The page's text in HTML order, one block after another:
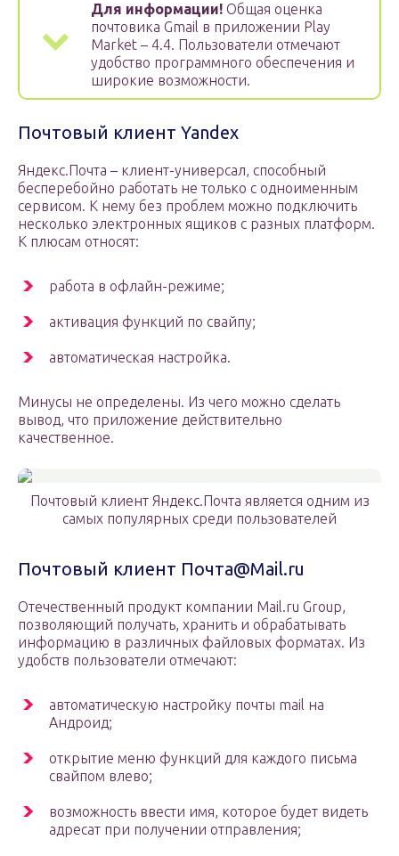
Для информации! Общая оценка
почтовика Gmail в приложении Play
Market – 4.4. Пользователи отмечают
удобство программного обеспечения и
широкие возможности.
Почтовый клиент Yandex
Яндекс.Почта – клиент-универсал, способный
бесперебойно работать не только с одноименным
сервисом. К нему без проблем можно подключить
несколько электронных ящиков с разных платформ.
К плюсам относят:
работа в офлайн-режиме;
активация функций по свайпу;
автоматическая настройка.
Минусы не определены. Из чего можно сделать
вывод, что приложение действительно
качественное.
Почтовый клиент Яндекс.Почта является одним из
самых популярных среди пользователей
Почтовый клиент Почта@Mail.ru
Отечественный продукт компании Mail.ru Group,
позволяющий получать, хранить и обрабатывать
информацию в различных файловых форматах. Из
удобств пользователи отмечают:
автоматическую настройку почты mail на
Андроид;
открытие меню функций для каждого письма
свайпом влево;
возможность ввести имя, которое будет видеть
адресат при получении отправления;